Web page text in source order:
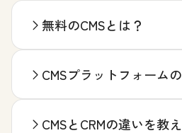
無料のCMSとは？
CMSプラットフォーム
CMSとCRMの違いを教